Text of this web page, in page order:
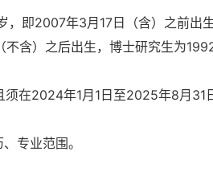
即2007年3月17日（含）之前出
含）之后出生，博士研究生为
2024年1月1日至2025年8月31日
专业范围。